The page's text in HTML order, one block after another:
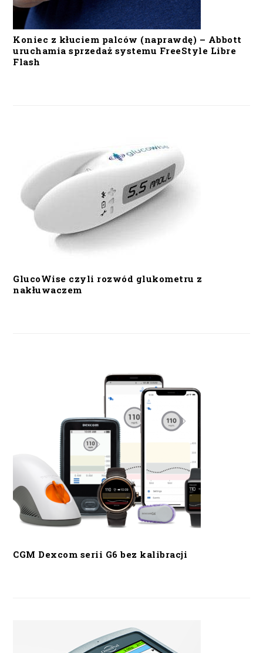
Koniec z kłuciem palców (naprawdę) – Abbott
uruchamia sprzedaż systemu FreeStyle Libre
Flash
GlucoWise czyli rozwód glukometru z
nakłuwaczem
CGM Dexcom serii G6 bez kalibracji